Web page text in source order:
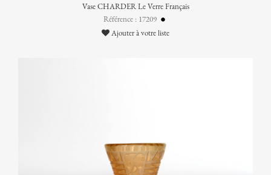
Vase CHARDER Le Verre Français
Référence : 17209
Ajouter à votre liste